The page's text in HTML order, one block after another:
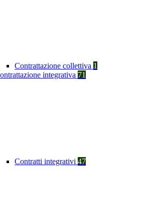
Contrattazione collettiva 1
integrativa 71
Contratti integrativi 47